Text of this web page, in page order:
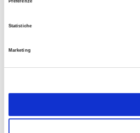
Preferenze
Statistiche
Marketing